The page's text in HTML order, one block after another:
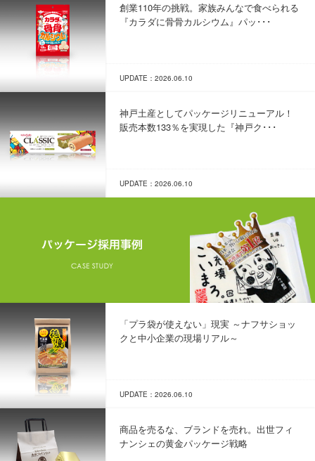
創業110年の挑戦。家族みんなで食べられる
『カラダに骨骨カルシウム』パッ･･･
UPDATE：2026.06.10
神戸土産としてパッケージリニューアル！
販売本数133％を実現した『神戸ク･･･
UPDATE：2026.06.10
「プラ袋が使えない」現実 ～ナフサショッ
クと中小企業の現場リアル～
UPDATE：2026.06.10
商品を売るな、ブランドを売れ。出世フィ
ナンシェの黄金パッケージ戦略